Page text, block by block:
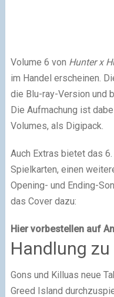
Volume 6 von Hunter x
im Handel erscheinen.
die Blu-ray-Version und
Die Aufmachung ist
Volumes, als Digipack.
Auch Extras bietet das
Spielkarten, einen
Opening- und Ending-
das Cover dazu:
Hier vorbestellen auf
Handlung zu
Gons und Killuas neue
Greed Island